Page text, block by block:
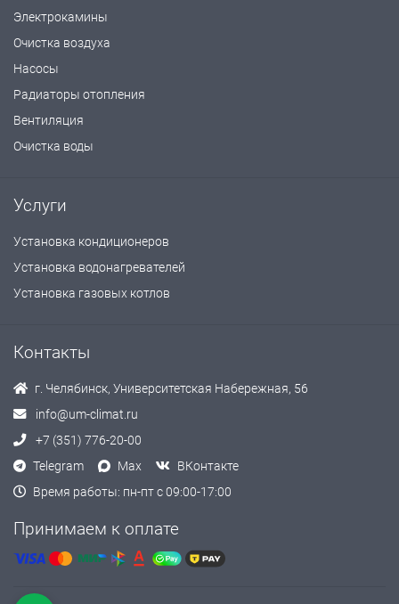
Электрокамины
Очистка воздуха
Насосы
Радиаторы отопления
Вентиляция
Очистка воды
Услуги
Установка кондиционеров
Установка водонагревателей
Установка газовых котлов
Контакты
г. Челябинск, Университетская Набережная, 56
info@um-climat.ru
+7 (351) 776-20-00
Telegram
Max
ВКонтакте
Время работы: пн-пт с 09:00-17:00
Принимаем к оплате